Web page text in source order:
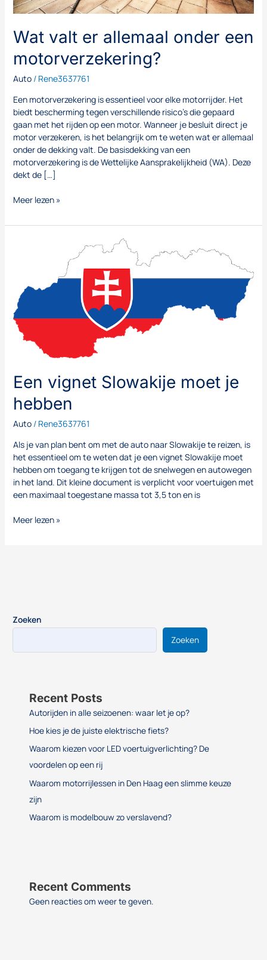
Wat valt er allemaal onder een
motorverzekering?
Auto/ Rene3637761
Een motorverzekering is essentieel voor elke motorrijder. Het
biedt bescherming tegen verschillende risico’s die gepaard
gaan met het rijden op een motor. Wanneer je besluit direct je
motor verzekeren, is het belangrijk om te weten wat er allemaal
onder de dekking valt. De basisdekking van een
motorverzekering is de Wettelijke Aansprakelijkheid (WA). Deze
dekt de […]
Meer lezen »
Een vignet Slowakije moet je
hebben
Auto/ Rene3637761
Als je van plan bent om met de auto naar Slowakije te reizen, is
het essentieel om te weten dat je een vignet Slowakije moet
hebben om toegang te krijgen tot de snelwegen en autowegen
in het land. Dit kleine document is verplicht voor voertuigen met
een maximaal toegestane massa tot 3,5 ton en is
hebben
Meer lezen »
Zoeken
Zoeken
Recent Posts
Autorijden in alle seizoenen: waar let je op?
Hoe kies je de juiste elektrische fiets?
Waarom kiezen voor LED voertuigverlichting? De
voordelen op een rij
Waarom motorrijlessen in Den Haag een slimme keuze
zijn
Waarom is modelbouw zo verslavend?
Recent Comments
Geen reacties om weer te geven.